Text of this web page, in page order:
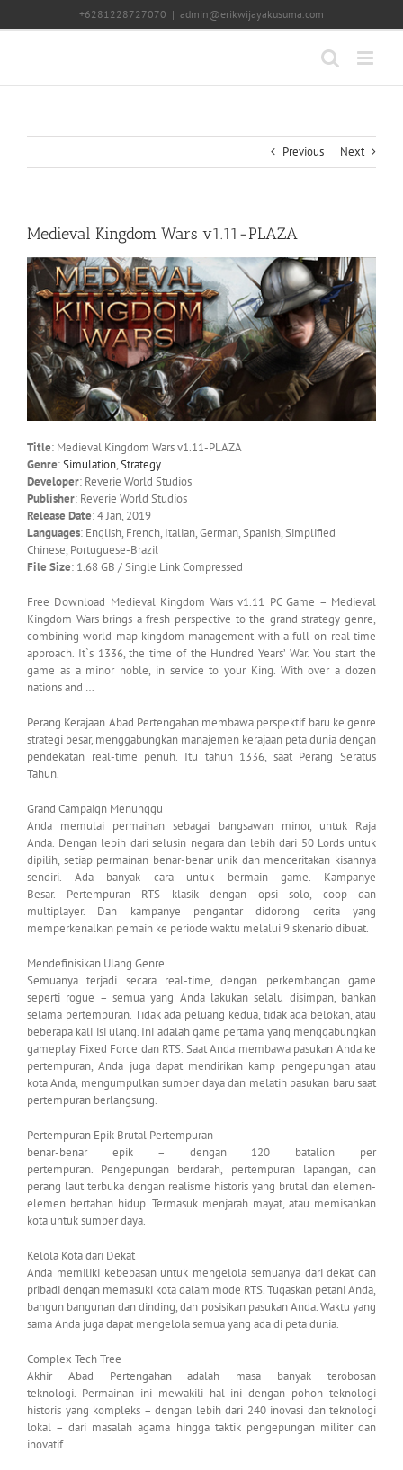
+6281228727070 | admin@erikwijayakusuma.com
Previous Next
Medieval Kingdom Wars v1.11-PLAZA
Title: Medieval Kingdom Wars v1.11-PLAZA
Genre:Simulation,Strategy
Developer: Reverie World Studios
Publisher: Reverie World Studios
Release Date: 4 Jan, 2019
Languages: English, French, Italian, German, Spanish, Simplified
Chinese, Portuguese-Brazil
File Size: 1.68 GB / Single Link Compressed
Free Download Medieval Kingdom Wars v1.11 PC Game – Medieval
Kingdom Wars brings a fresh perspective to the grand strategy genre,
combining world map kingdom management with a full-on real time
approach. It`s 1336, the time of the Hundred Years’ War. You start the
game as a minor noble, in service to your King. With over a dozen
nations and …
Perang Kerajaan Abad Pertengahan membawa perspektif baru ke genre
strategi besar, menggabungkan manajemen kerajaan peta dunia dengan
pendekatan real-time penuh. Itu tahun 1336, saat Perang Seratus
Tahun.
Grand Campaign Menunggu
Anda memulai permainan sebagai bangsawan minor, untuk Raja
Anda. Dengan lebih dari selusin negara dan lebih dari 50 Lords untuk
dipilih, setiap permainan benar-benar unik dan menceritakan kisahnya
sendiri. Ada banyak cara untuk bermain game. Kampanye
Besar. Pertempuran RTS klasik dengan opsi solo, coop dan
multiplayer. Dan kampanye pengantar didorong cerita yang
memperkenalkan pemain ke periode waktu melalui 9 skenario dibuat.
Mendefinisikan Ulang Genre
Semuanya terjadi secara real-time, dengan perkembangan game
seperti rogue – semua yang Anda lakukan selalu disimpan, bahkan
selama pertempuran. Tidak ada peluang kedua, tidak ada belokan, atau
beberapa kali isi ulang. Ini adalah game pertama yang menggabungkan
gameplay Fixed Force dan RTS. Saat Anda membawa pasukan Anda ke
pertempuran, Anda juga dapat mendirikan kamp pengepungan atau
kota Anda, mengumpulkan sumber daya dan melatih pasukan baru saat
pertempuran berlangsung.
Pertempuran Epik Brutal Pertempuran
benar-benar epik – dengan 120 batalion per
pertempuran. Pengepungan berdarah, pertempuran lapangan, dan
perang laut terbuka dengan realisme historis yang brutal dan elemen-
elemen bertahan hidup. Termasuk menjarah mayat, atau memisahkan
kota untuk sumber daya.
Kelola Kota dari Dekat
Anda memiliki kebebasan untuk mengelola semuanya dari dekat dan
pribadi dengan memasuki kota dalam mode RTS. Tugaskan petani Anda,
bangun bangunan dan dinding, dan posisikan pasukan Anda. Waktu yang
sama Anda juga dapat mengelola semua yang ada di peta dunia.
Complex Tech Tree
Akhir Abad Pertengahan adalah masa banyak terobosan
teknologi. Permainan ini mewakili hal ini dengan pohon teknologi
historis yang kompleks – dengan lebih dari 240 inovasi dan teknologi
lokal – dari masalah agama hingga taktik pengepungan militer dan
inovatif.